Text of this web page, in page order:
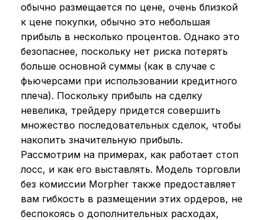
обычно размещается по цене, очень близкой
к цене покупки, обычно это небольшая
прибыль в несколько процентов. Однако это
безопаснее, поскольку нет риска потерять
больше основной суммы (как в случае с
фьючерсами при использовании кредитного
плеча). Поскольку прибыль на сделку
невелика, трейдеру придется совершить
множество последовательных сделок, чтобы
накопить значительную прибыль.
Рассмотрим на примерах, как работает стоп
лосс, и как его выставлять. Модель торговли
без комиссии Morpher также предоставляет
вам гибкость в размещении этих ордеров, не
беспокоясь о дополнительных расходах,